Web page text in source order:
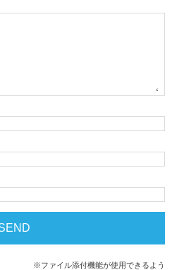
※ファイル添付機能が使用できるよう